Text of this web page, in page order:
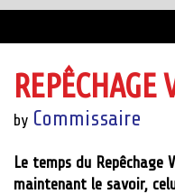
REPÊCHAGE
by Commissaire
Le temps du
maintenant le savoir,